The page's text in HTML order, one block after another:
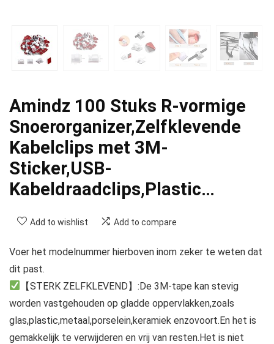
Amindz 100 Stuks R-vormige
Snoerorganizer,Zelfklevende
Kabelclips met 3M-
Sticker,USB-
Kabeldraadclips,Plastic…
Add to wishlist Add to compare
Voer het modelnummer hierboven inom zeker te weten dat
dit past.
【STERK ZELFKLEVEND】:De 3M-tape kan stevig
worden vastgehouden op gladde oppervlakken,zoals
glas,plastic,metaal,porselein,keramiek enzovoort.En het is
gemakkelijk te verwijderen en vrij van resten.Het is niet